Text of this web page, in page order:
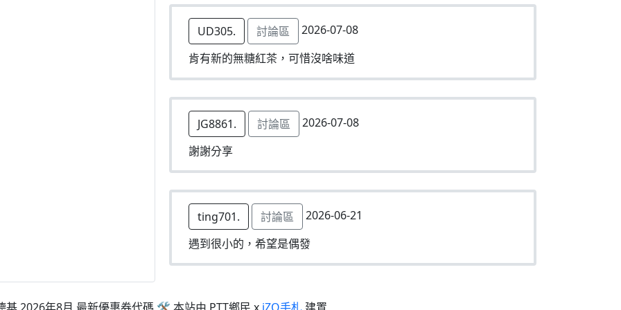
UD305. 討論區
2026-07-08
肯有新的無糖紅茶，可惜沒啥味道
JG8861. 討論區
2026-07-08
謝謝分享
ting701. 討論區
2026-06-21
遇到很小的，希望是偶發